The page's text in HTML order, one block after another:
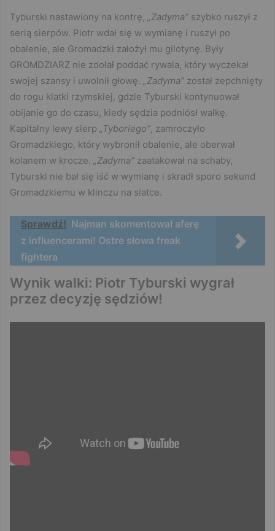
Tyburski nastawiony na kontrę, „Zadyma” szybko ruszył z
serią sierpów. Piotr wdał się w wymianę i ruszył po
obalenie, ale Gromadzki założył mu gilotynę. Były
GROMDZIARZ nie zdołał poddać rywala, który wyczekał
swojej szansy i uwolnił głowę. „Zadyma” został zepchnięty
do rogu klatki rzymskiej, gdzie Tyburski kontynuował
obijanie go do czasu, kiedy sędzia podniósł walkę.
Kapitalny lewy sierp „Tyboriego”, zamroczyło
Gromadzkiego, który wybronił obalenie, ale oberwał
kolanem w krocze. „Zadyma” zaatakował na schaby,
Tyburski nie bał się iść w wymianę i skradł sporo sekund
Gromadzkiemu w klinczu na siatce.
Sprawdź! Najman skomentował aferę
z influencerami! Ostre słowa freak
fightera
Wynik walki: Piotr Tyburski wygrał
przez decyzję sędziów!